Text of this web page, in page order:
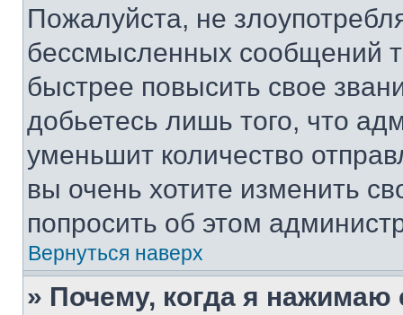
Пожалуйста, не
бессмысленных сообщений
быстрее повысить свое
добьетесь лишь того, что
уменьшит количество
вы очень хотите изменить
попросить об этом
Вернуться наверх
» Почему, когда я нажимаю